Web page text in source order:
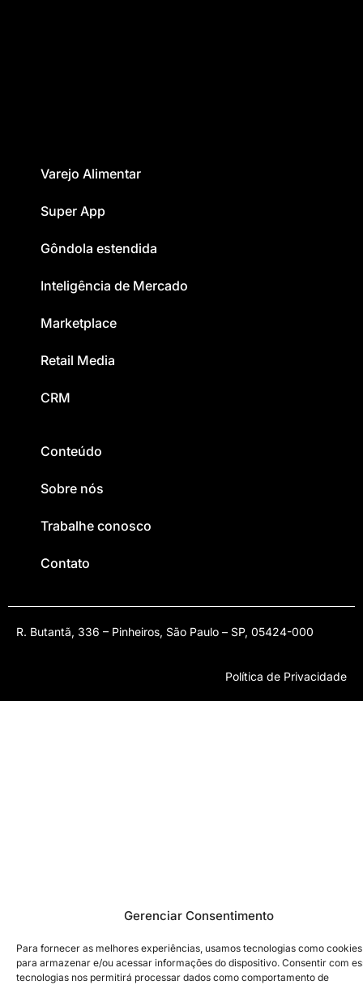
Gerenciar Consentimento
Para fornecer as melhores experiências, usamos tecnologias como cookies
para armazenar e/ou acessar informações do dispositivo. Consentir com
tecnologias nos permitirá processar dados como comportamento de
Varejo Alimentar
Super App
Gôndola estendida
Inteligência de Mercado
Marketplace
Retail Media
CRM
Conteúdo
Sobre nós
Trabalhe conosco
Contato
R. Butantã, 336 – Pinheiros, São Paulo – SP, 05424-000
Política de Privacidade